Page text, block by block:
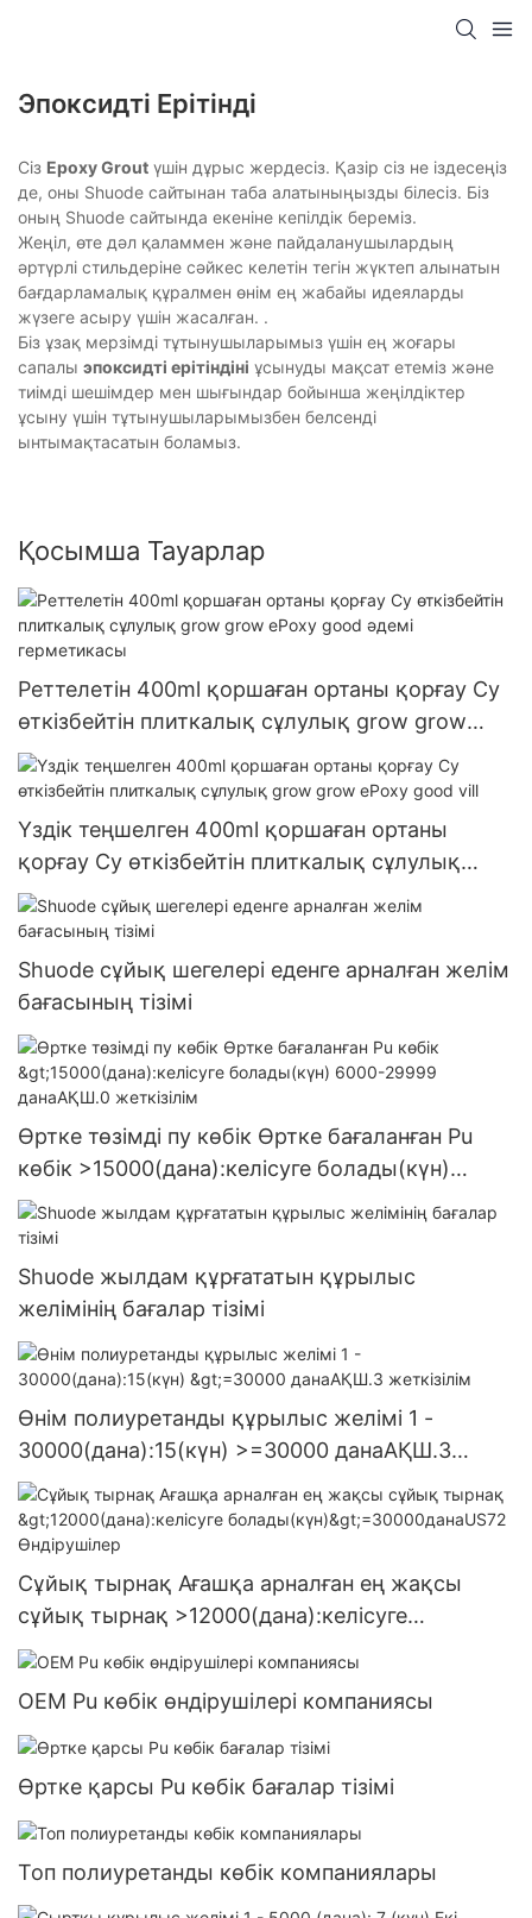
Эпоксидті Ерітінді
Сіз Epoxy Grout үшін дұрыс жердесіз. Қазір сіз не іздесеңіз
де, оны Shuode сайтынан таба алатыныңызды білесіз. Біз
оның Shuode сайтында екеніне кепілдік береміз.
Жеңіл, өте дәл қаламмен және пайдаланушылардың
әртүрлі стильдеріне сәйкес келетін тегін жүктеп алынатын
бағдарламалық құралмен өнім ең жабайы идеяларды
жүзеге асыру үшін жасалған. .
Біз ұзақ мерзімді тұтынушыларымыз үшін ең жоғары
сапалы эпоксидті ерітіндіні ұсынуды мақсат етеміз және
тиімді шешімдер мен шығындар бойынша жеңілдіктер
ұсыну үшін тұтынушыларымызбен белсенді
ынтымақтасатын боламыз.
Қосымша Тауарлар
Реттелетін 400ml қоршаған ортаны қорғау Су
өткізбейтін плиткалық сұлулық grow grow
ePoxy good әдемі герметикасы
Үздік теңшелген 400ml қоршаған ортаны
қорғау Су өткізбейтін плиткалық сұлулық
grow grow ePoxy good vill
Shuode сұйық шегелері еденге арналған желім
бағасының тізімі
Өртке төзімді пу көбік Өртке бағаланған Pu
көбік >15000(дана):келісуге болады(күн)
6000-29999 данаАҚШ.0 жеткізілім
Shuode жылдам құрғататын құрылыс
желімінің бағалар тізімі
Өнім полиуретанды құрылыс желімі 1 -
30000(дана):15(күн) >=30000 данаАҚШ.3
жеткізілім
Сұйық тырнақ Ағашқа арналған ең жақсы
сұйық тырнақ >12000(дана):келісуге
болады(күн)>=30000данаUS72 Өндірушілер
OEM Pu көбік өндірушілері компаниясы
Өртке қарсы Pu көбік бағалар тізімі
Топ полиуретанды көбік компаниялары